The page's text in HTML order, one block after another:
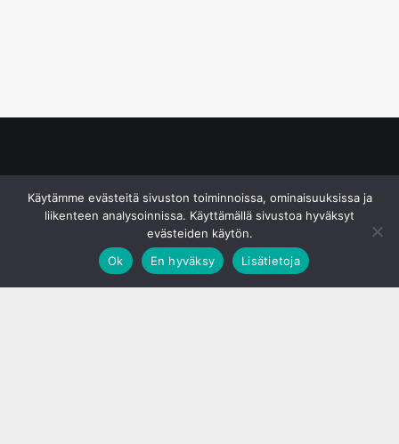
Käytämme evästeitä sivuston toiminnoissa, ominaisuuksissa ja
liikenteen analysoinnissa. Käyttämällä sivustoa hyväksyt
evästeiden käytön.
Ok
En hyväksy Lisätietoja